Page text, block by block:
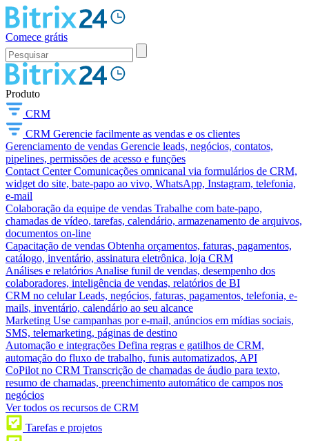
Comece grátis
Produto
CRM
CRM Gerencie facilmente as vendas e os clientes
Gerenciamento de vendas Gerencie leads, negócios, contatos,
pipelines, permissões de acesso e funções
Contact Center Comunicações omnicanal via formulários de CRM,
widget do site, bate-papo ao vivo, WhatsApp, Instagram, telefonia,
e-mail
Colaboração da equipe de vendas Trabalhe com bate-papo,
chamadas de vídeo, tarefas, calendário, armazenamento de arquivos,
documentos on-line
Capacitação de vendas Obtenha orçamentos, faturas, pagamentos,
catálogo, inventário, assinatura eletrônica, loja CRM
Análises e relatórios Analise funil de vendas, desempenho dos
colaboradores, inteligência de vendas, relatórios de BI
CRM no celular Leads, negócios, faturas, pagamentos, telefonia, e-
mails, inventário, calendário ao seu alcance
Marketing Use campanhas por e-mail, anúncios em mídias sociais,
SMS, telemarketing, páginas de destino
Automação e integrações Defina regras e gatilhos de CRM,
automação do fluxo de trabalho, funis automatizados, API
CoPilot no CRM Transcrição de chamadas de áudio para texto,
resumo de chamadas, preenchimento automático de campos nos
negócios
Ver todos os recursos de CRM
Tarefas e projetos